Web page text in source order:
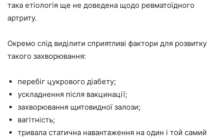
така етіологія ще не доведена щодо ревматоїдного
артриту.
Окремо слід виділити сприятливі фактори для розвитку
такого захворювання:
перебіг цукрового діабету;
ускладнення після вакцинації;
захворювання щитовидної залози;
вагітність;
тривала статична навантаження на один і той самий